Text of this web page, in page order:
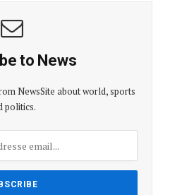
to News
NewsSite about world, sports
politics.